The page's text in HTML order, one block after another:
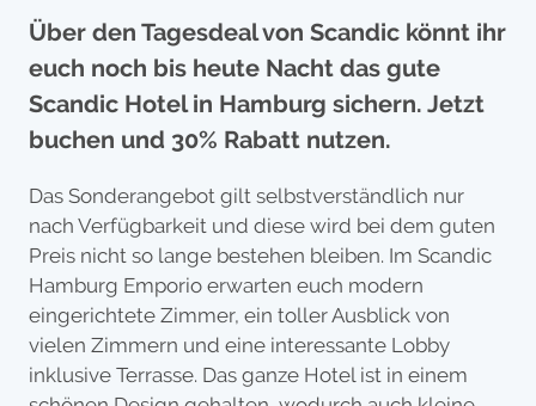
Über den Tagesdeal von Scandic könnt ihr
euch noch bis heute Nacht das gute
Scandic Hotel in Hamburg sichern. Jetzt
buchen und 30% Rabatt nutzen.
Das Sonderangebot gilt selbstverständlich nur
nach Verfügbarkeit und diese wird bei dem guten
Preis nicht so lange bestehen bleiben. Im Scandic
Hamburg Emporio erwarten euch modern
eingerichtete Zimmer, ein toller Ausblick von
vielen Zimmern und eine interessante Lobby
inklusive Terrasse. Das ganze Hotel ist in einem